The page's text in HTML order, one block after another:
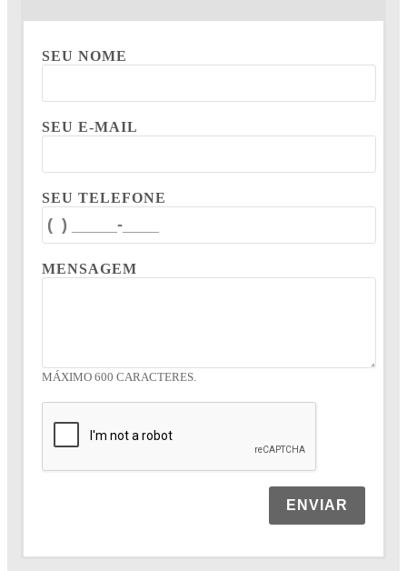
SEU NOME
SEU E-MAIL
SEU TELEFONE
MENSAGEM
MÁXIMO 600 CARACTERES.
ENVIAR